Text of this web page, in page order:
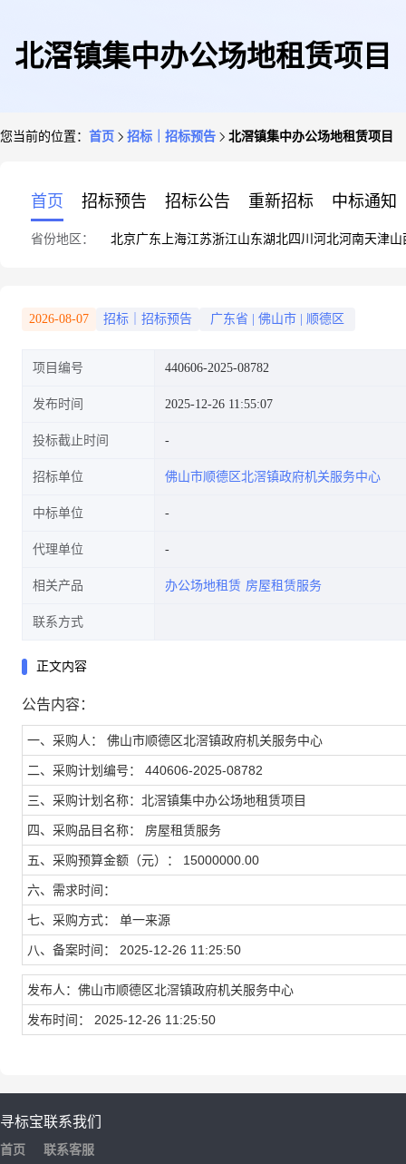
北滘镇集中办公场地租赁项目
您当前的位置： 首页 招标｜招标预告 北滘镇集中办公场地租赁项目
首页 招标预告 招标公告 重新招标 中标通知
省份地区： 北京广东 上海江苏浙江山东湖北四川 河北河南天津山
2026-08-07 招标｜招标预告 广东省 佛山市 顺德区
项目编号 440606-2025-08782
发布时间 2025-12-26 11:55:07
投标截止时间
招标单位 佛山市顺德区北滘镇政府机关服务中心
中标单位
代理单位
相关产品 办公场地租赁 房屋租赁服务
联系方式
正文内容
公告内容：
一、采购人： 佛山市顺德区北滘镇政府机关服务中心
二、采购计划编号： 440606-2025-08782
三、采购计划名称：北滘镇集中办公场地租赁项目
四、采购品目名称： 房屋租赁服务
五、采购预算金额（元）： 15000000.00
六、需求时间：
七、采购方式： 单一来源
八、备案时间： 2025-12-26 11:25:50
发布人：佛山市顺德区北滘镇政府机关服务中心
发布时间： 2025-12-26 11:25:50
寻标宝
首页
联系我们
联系客服